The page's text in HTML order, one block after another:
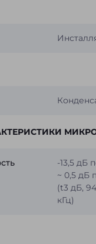
-13,5 дБ
~ 0,5 дБ
(t3 дБ,
кГц)